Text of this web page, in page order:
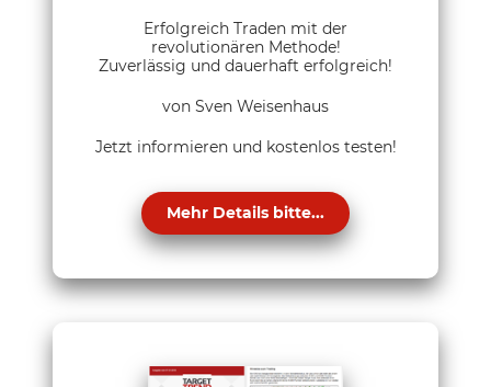
Erfolgreich Traden mit der
revolutionären Methode!
Zuverlässig und dauerhaft erfolgreich!
von Sven Weisenhaus
Jetzt informieren und kostenlos testen!
Mehr Details bitte...